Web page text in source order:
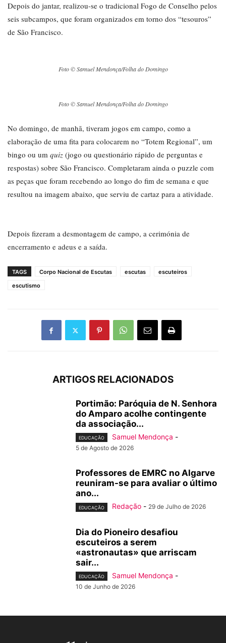
Depois do jantar, realizou-se o tradicional Fogo de Conselho pelos
seis subcampos, que foram organizados em torno dos “tesouros”
de São Francisco.
Foto © Samuel Mendonça/Folha do Domingo
Foto © Samuel Mendonça/Folha do Domingo
No domingo, de manhã, tiveram jogos em campo, como a
elaboração de uma fita para colocarem no “Totem Regional”, um
bingo ou um quiz (jogo ou questionário rápido de perguntas e
respostas) sobre São Francisco. Completaram ainda o puzzle com
as peças que foram recebendo ao longo do fim de semana e que
resultou na imagem abaixo, que serviu de cartaz para a atividade.
Depois fizeram a desmontagem de campo, a cerimónia de
encerramento e adeus e a saída.
TAGS Corpo Nacional de Escutas escutas
escuteiros
escutismo
ARTIGOS RELACIONADOS
Portimão: Paróquia de N. Senhora
do Amparo acolhe contingente
da associação...
EDUCAÇÃO Samuel Mendonça -
5 de Agosto de 2026
Professores de EMRC no Algarve
reuniram-se para avaliar o último
ano...
EDUCAÇÃO Redação - 29 de Julho de 2026
Dia do Pioneiro desafiou
escuteiros a serem
«astronautas» que arriscam
sair...
EDUCAÇÃO Samuel Mendonça -
10 de Junho de 2026